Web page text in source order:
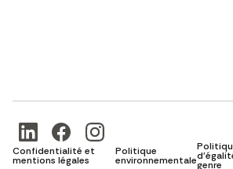
Confidentialité et
mentions légales
Politique
environnementalegenre